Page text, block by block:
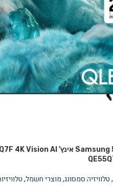
,טלוויזיה סמסונג,מוצרי חשמל,